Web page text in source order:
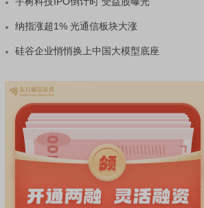
纳指涨超1% 光通信板块大涨
硅谷企业悄悄换上中国大模型底座